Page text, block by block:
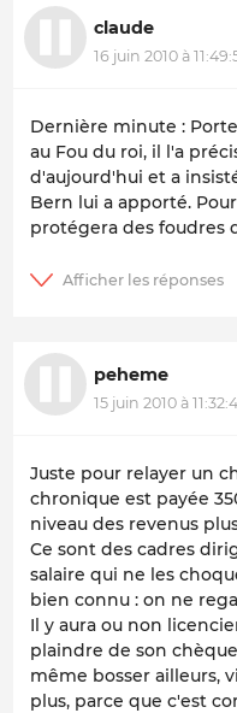
claude
16 juin 2010 à
Dernière minute :
au Fou du roi, il l'a
d'aujourd'hui et a
Bern lui a apporté.
protégera des foudres
peheme
15 juin 2010 à
Juste pour relayer un
chronique est payée
niveau des revenus
Ce sont des cadres
salaire qui ne les
bien connu : on ne
Il y aura ou non
plaindre de son
même bosser ailleurs,
plus, parce que c'est